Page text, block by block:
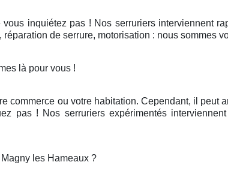
inquiétez pas ! Nos serruriers interviennent
de serrure, motorisation : nous sommes
là pour vous !
commerce ou votre habitation. Cependant, il peut
pas ! Nos serruriers expérimentés
les Hameaux ?